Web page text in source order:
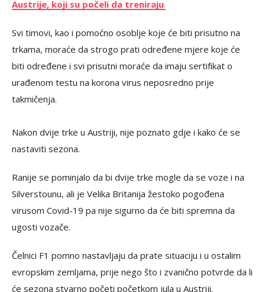
Austrije, koji su počeli da treniraju.
Svi timovi, kao i pomoćno osoblje koje će biti prisutno na
trkama, moraće da strogo prati određene mjere koje će
biti određene i svi prisutni moraće da imaju sertifikat o
urađenom testu na korona virus neposredno prije
takmičenja.
Nakon dvije trke u Austriji, nije poznato gdje i kako će se
nastaviti sezona.
Ranije se pominjalo da bi dvije trke mogle da se voze i na
Silverstounu, ali je Velika Britanija žestoko pogođena
virusom Covid-19 pa nije sigurno da će biti spremna da
ugosti vozače.
Čelnici F1 pomno nastavljaju da prate situaciju i u ostalim
evropskim zemljama, prije nego što i zvanično potvrde da li
će sezona stvarno početi početkom jula u Austriji.